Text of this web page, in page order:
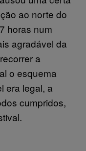
ao norte do
horas num
agradável da
a
o esquema
era legal, a
cumpridos,